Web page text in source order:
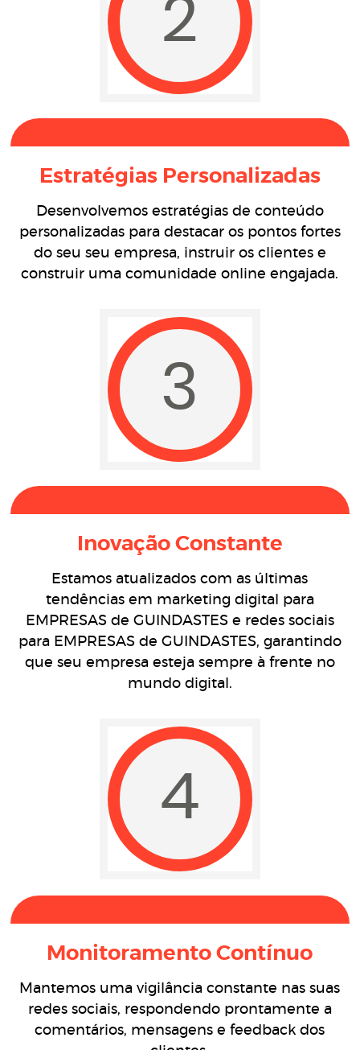
2
Estratégias Personalizadas
Desenvolvemos estratégias de conteúdo
personalizadas para destacar os pontos fortes
do seu seu empresa, instruir os clientes e
construir uma comunidade online engajada.
3
Inovação Constante
Estamos atualizados com as últimas
tendências em marketing digital para
EMPRESAS de GUINDASTES e redes sociais
para EMPRESAS de GUINDASTES, garantindo
que seu empresa esteja sempre à frente no
mundo digital.
4
Monitoramento Contínuo
Mantemos uma vigilância constante nas suas
redes sociais, respondendo prontamente a
comentários, mensagens e feedback dos